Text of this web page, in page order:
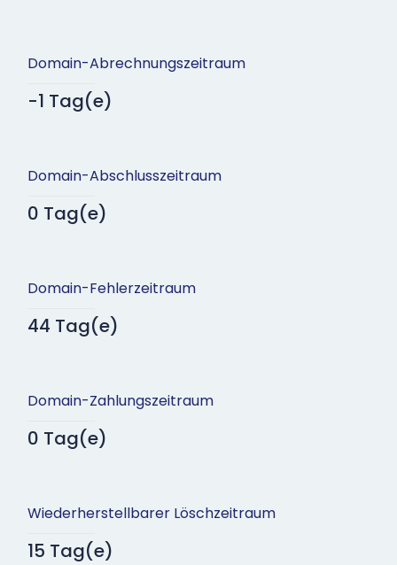
Domain-Abrechnungszeitraum
-1 Tag(e)
Domain-Abschlusszeitraum
0 Tag(e)
Domain-Fehlerzeitraum
44 Tag(e)
Domain-Zahlungszeitraum
0 Tag(e)
Wiederherstellbarer Löschzeitraum
15 Tag(e)